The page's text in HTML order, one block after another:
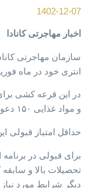
1402-12-07
اخبار مهاجرتی کانادا
سازمان مهاجرتی
انتری خود در ماه
در این قرعه کشی
و مواد غذایی ۱۵۰ دعوت نامه ارسال شد.
حداقل امتیاز قبولی این
برای قبولی در
تحصیلات بالا و
دیگر شرایط مورد